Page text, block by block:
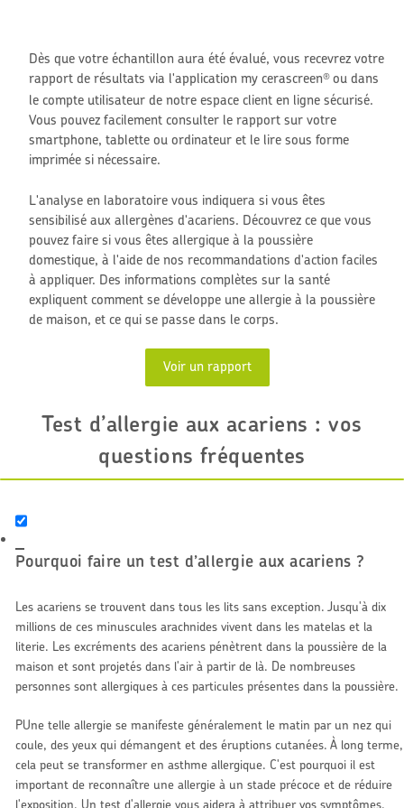
Dès que votre échantillon aura été évalué, vous recevrez votre
rapport de résultats via l'application my cerascreen® ou dans
le compte utilisateur de notre espace client en ligne sécurisé.
Vous pouvez facilement consulter le rapport sur votre
smartphone, tablette ou ordinateur et le lire sous forme
imprimée si nécessaire.
L'analyse en laboratoire vous indiquera si vous êtes
sensibilisé aux allergènes d'acariens. Découvrez ce que vous
pouvez faire si vous êtes allergique à la poussière
domestique, à l'aide de nos recommandations d'action faciles
à appliquer. Des informations complètes sur la santé
expliquent comment se développe une allergie à la poussière
de maison, et ce qui se passe dans le corps.
Voir un rapport
Test d’allergie aux acariens : vos
questions fréquentes
Pourquoi faire un test d’allergie aux acariens ?
Les acariens se trouvent dans tous les lits sans exception. Jusqu'à dix
millions de ces minuscules arachnides vivent dans les matelas et la
literie. Les excréments des acariens pénètrent dans la poussière de la
maison et sont projetés dans l'air à partir de là. De nombreuses
personnes sont allergiques à ces particules présentes dans la poussière.
PUne telle allergie se manifeste généralement le matin par un nez qui
coule, des yeux qui démangent et des éruptions cutanées. À long terme,
cela peut se transformer en asthme allergique. C'est pourquoi il est
important de reconnaître une allergie à un stade précoce et de réduire
l'exposition. Un test d'allergie vous aidera à attribuer vos symptômes.